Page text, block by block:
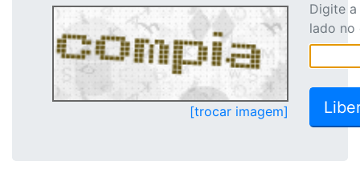
[trocar imagem]
Digite
lado no